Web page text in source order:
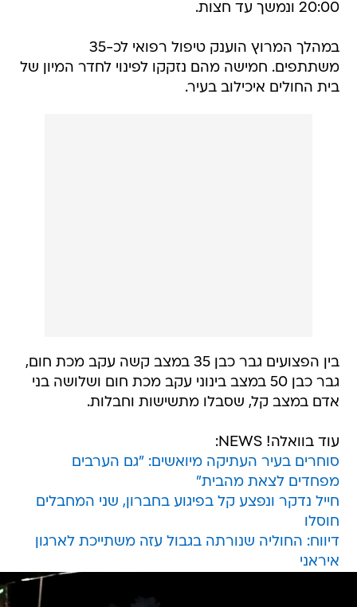
20:00 ונמשך עד חצות.
במהלך המרוץ הוענק טיפול רפואי לכ-35
משתתפים. חמישה מהם נזקקו לפינוי לחדר המיון של
בית החולים איכילוב בעיר.
בין הפצועים גבר כבן 35 במצב קשה עקב מכת חום,
גבר כבן 50 במצב בינוני עקב מכת חום ושלושה בני
אדם במצב קל, שסבלו מתשישות וחבלות.
עוד בוואלה! NEWS:
סוחרים בעיר העתיקה מיואשים: "גם הערבים
מפחדים לצאת מהבית"
חייל נדקר ונפצע קל בפיגוע בחברון, שני המחבלים
חוסלו
דיווח: החוליה שנורתה בגבול עזה משתייכת לארגון
איראני